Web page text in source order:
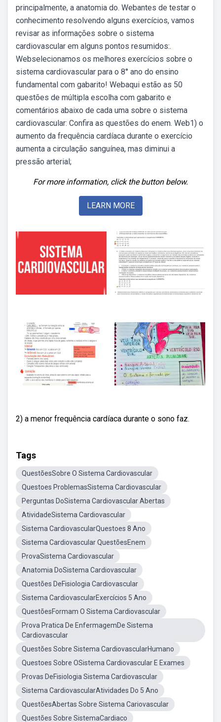
principalmente, a anatomia do. Webantes de testar o
conhecimento resolvendo alguns exercícios, vamos
revisar as informações sobre o sistema
cardiovascular em alguns pontos resumidos:.
Webselecionamos os melhores exercícios sobre o
sistema cardiovascular para o 8° ano do ensino
fundamental com gabarito! Webaqui estão as 50
questões de múltipla escolha com gabarito e
comentários abaixo de cada uma sobre o sistema
cardiovascular: Confira as questões do enem. Web1) o
aumento da frequência cardíaca durante o exercício
aumenta a circulação sanguínea, mas diminui a
pressão arterial;
For more information, click the button below.
LEARN MORE
2) a menor frequência cardíaca durante o sono faz.
Tags
QuestõesSobre O Sistema Cardiovascular
Questoes ProblemasSistema Cardiovascular
Perguntas DoSistema Cardiovascular Abertas
AtividadeSistema Cardiovascular
Sistema CardiovascularQuestoes 8 Ano
Sistema Cardiovascular QuestõesEnem
ProvaSistema Cardiovascular
Anatomia DoSistema Cardiovascular
Questões DeFisiologia Cardiovascular
Sistema CardiovascularExercícios 5 Ano
QuestõesFormam O Sistema Cardiovascular
Prova Pratica De EnfermagemDe Sistema
Cardiovascular
Questões Sobre Sistema CardiovascularHumano
Questoes Sobre OSistema Cardiovascular E Exames
Provas DeFisiologia Sistema Cardiovascular
Sistema CardiovascularAtividades Do 5 Ano
QuestõesAbertas Sobre Sistema Cariovascular
Questões Sobre SistemaCardiaco